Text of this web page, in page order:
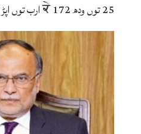
25 توں ودھ ਕੇ 172 ارب توں اپڑ گئی